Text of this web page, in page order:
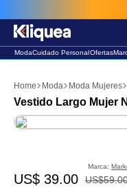
ModaCuidado PersonalOfertas
Moda Moda Mujeres
Vestido Largo Mujer
Marca:
US$ 39.00 US$59.
2. sandalia